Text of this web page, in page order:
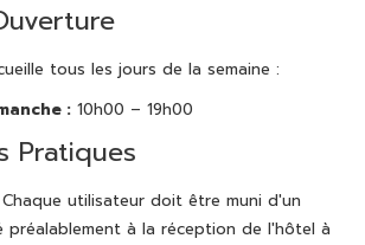
tous les jours de la semaine :
: 10h00 – 19h00
Pratiques
Chaque utilisateur doit être muni d'un
préalablement à la réception de l'hôtel à